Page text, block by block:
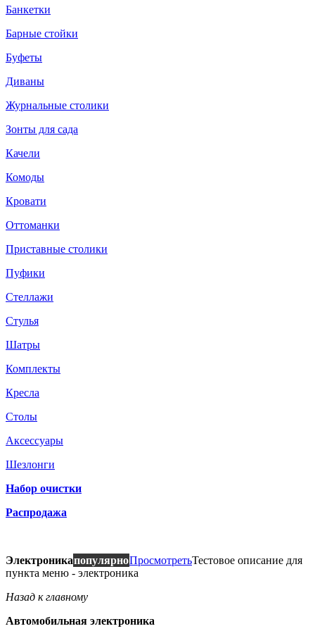
Банкетки
Барные стойки
Буфеты
Диваны
Журнальные столики
Зонты для сада
Качели
Комоды
Кровати
Оттоманки
Приставные столики
Пуфики
Стеллажи
Стулья
Шатры
Комплекты
Кресла
Столы
Аксессуары
Шезлонги
Набор очистки
Распродажа
ЭлектроникапопулярноПросмотретьТестовое описание для
пункта меню - электроника
Назад к главному
Автомобильная электроника